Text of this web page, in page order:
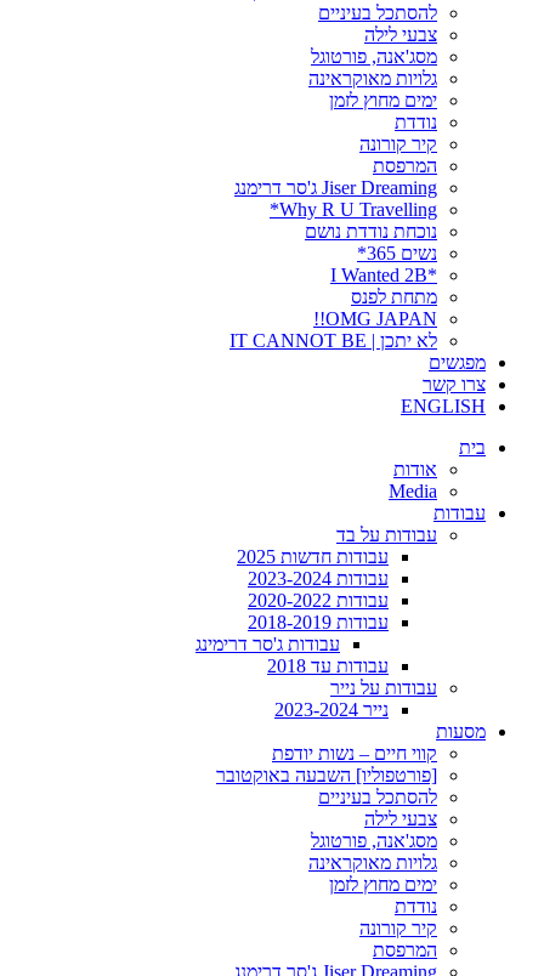
להסתכל בעיניים
צבעי לילה
מסג'אנה, פורטוגל
גלויות מאוקראינה
ימים מחוץ לזמן
נודדת
קיר קורונה
המרפסת
Jiser Dreaming ג'סר דרימנג
Why R U Travelling*
נוכחת נודדת נושם
נשים 365*
*I Wanted 2B
מתחת לפנס
OMG JAPAN!!
לא יתכן | IT CANNOT BE
מפגשים
צרו קשר
ENGLISH
בית
אודות
Media
עבודות
עבודות על בד
עבודות חדשות 2025
עבודות 2023-2024
עבודות 2020-2022
עבודות 2018-2019
עבודות ג'סר דרימינג
עבודות עד 2018
עבודות על נייר
נייר 2023-2024
מסעות
קווי חיים – נשות יודפת
[פורטפוליו] השבעה באוקטובר
להסתכל בעיניים
צבעי לילה
מסג'אנה, פורטוגל
גלויות מאוקראינה
ימים מחוץ לזמן
נודדת
קיר קורונה
המרפסת
Jiser Dreaming ג'סר דרימנג